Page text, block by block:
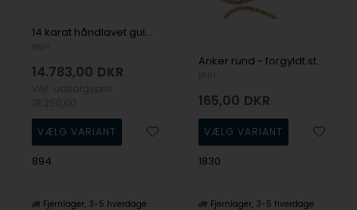
14 karat håndlavet guld Bismark halskæder
14.783,00 DKR
894
Fjernlager 3-5 hverdage
Anker rund - forgyldt sterling sølv - kommer i flere bredder og længder
165,00 DKR
1830
Fjernlager 3-5 hverdage